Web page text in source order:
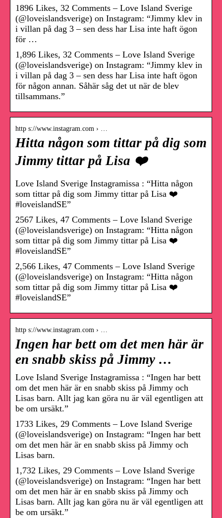
1896 Likes, 32 Comments – Love Island Sverige
(@loveislandsverige) on Instagram: “Jimmy klev in
i villan på dag 3 – sen dess har Lisa inte haft ögon
för …
1,896 Likes, 32 Comments – Love Island Sverige
(@loveislandsverige) on Instagram: “Jimmy klev in
i villan på dag 3 – sen dess har Lisa inte haft ögon
för någon annan. Såhär såg det ut när de blev
tillsammans.”
http s://www.instagram.com › …
Hitta någon som tittar på dig som
Jimmy tittar på Lisa ❤️
Love Island Sverige Instagramissa : “Hitta någon
som tittar på dig som Jimmy tittar på Lisa ❤️​
#loveislandSE”
2567 Likes, 47 Comments – Love Island Sverige
(@loveislandsverige) on Instagram: “Hitta någon
som tittar på dig som Jimmy tittar på Lisa ❤️ ​
#loveislandSE”
2,566 Likes, 47 Comments – Love Island Sverige
(@loveislandsverige) on Instagram: “Hitta någon
som tittar på dig som Jimmy tittar på Lisa ❤️​
#loveislandSE”
http s://www.instagram.com › …
Ingen har bett om det men här är
en snabb skiss på Jimmy …
Love Island Sverige Instagramissa : “Ingen har bett
om det men här är en snabb skiss på Jimmy och
Lisas barn. Allt jag kan göra nu är väl egentligen att
be om ursäkt.”
1733 Likes, 29 Comments – Love Island Sverige
(@loveislandsverige) on Instagram: “Ingen har bett
om det men här är en snabb skiss på Jimmy och
Lisas barn.
1,732 Likes, 29 Comments – Love Island Sverige
(@loveislandsverige) on Instagram: “Ingen har bett
om det men här är en snabb skiss på Jimmy och
Lisas barn. Allt jag kan göra nu är väl egentligen att
be om ursäkt.”